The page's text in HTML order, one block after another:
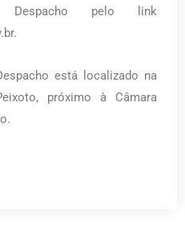
pelo link
está localizado na
próximo à Câmara